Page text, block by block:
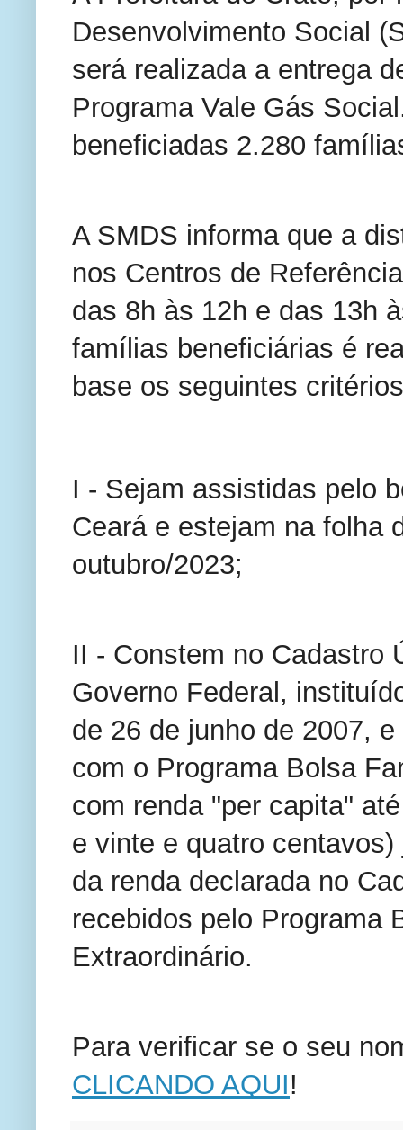
Desenvolvimento Social
será realizada a entrega
Programa Vale Gás
beneficiadas 2.280
A SMDS informa que a
nos Centros de
das 8h às 12h e das 13h
famílias beneficiárias é
base os seguintes
I - Sejam assistidas pelo
Ceará e estejam na folha
outubro/2023;
II - Constem no Cadastro
Governo Federal,
de 26 de junho de 2007,
com o Programa Bolsa
com renda "per capita"
e vinte e quatro
da renda declarada no
recebidos pelo Programa
Extraordinário.
Para verificar se o seu
CLICANDO AQUI!